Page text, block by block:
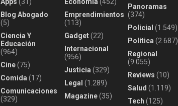
Blog Abogado
(5)
Ciencia Y
Educación
(964)
Cine(75)
Comida (17)
Comunicaciones
(329)
Emprendimientos
(113)
Gadget(22)
Internacional
(956)
Justicia (329)
Legal (1.289)
Magazine(35)
Panoramas
(374)
Policial (1.549)
Política (2.687)
Regional
(9.055)
Reviews (10)
Salud (1.119)
Tech (125)